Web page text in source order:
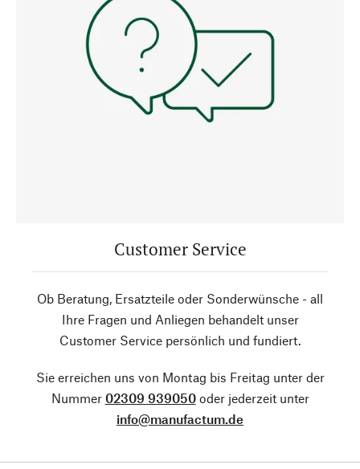
Customer Service
Ob Beratung, Ersatzteile oder Sonderwünsche - all
Ihre Fragen und Anliegen behandelt unser
Customer Service persönlich und fundiert.
Sie erreichen uns von Montag bis Freitag unter der
Nummer 02309 939050oder jederzeit unter
info@manufactum.de